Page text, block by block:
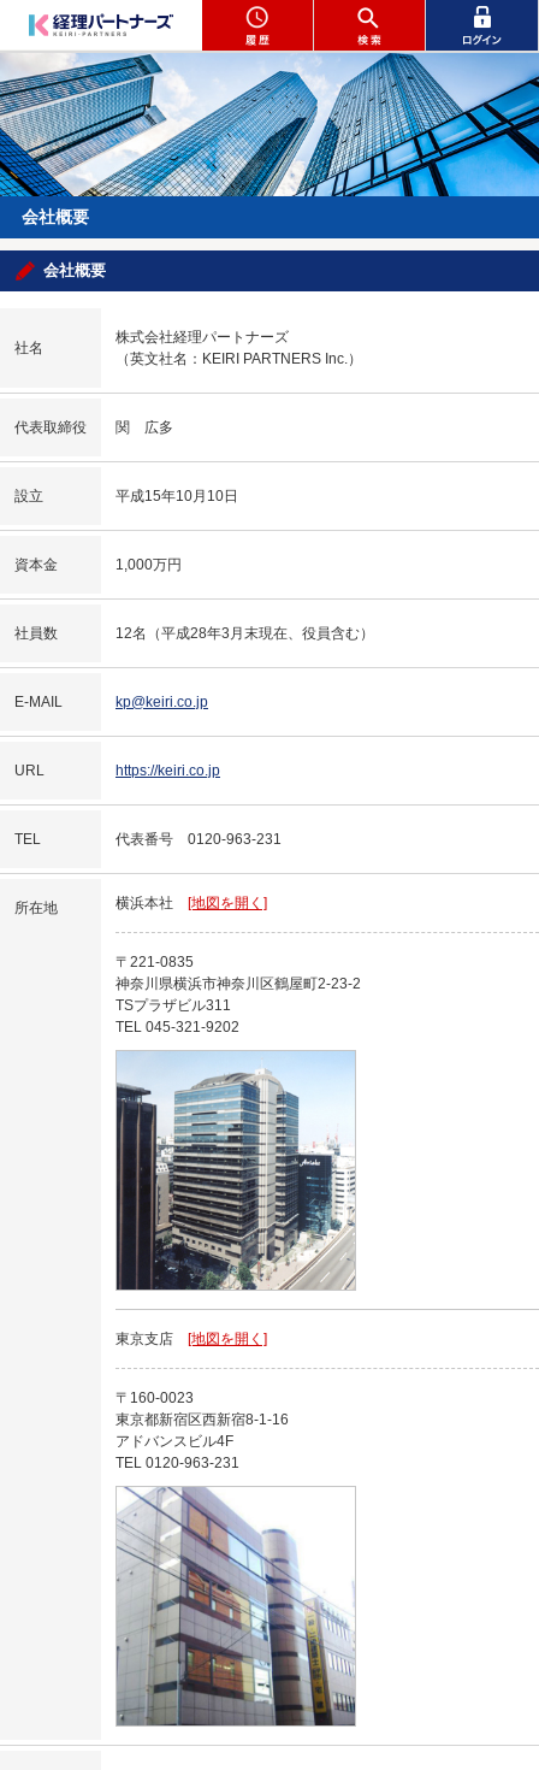
会社概要
会社概要
社名
株式会社経理パートナーズ
（英文社名：KEIRI PARTNERS Inc.）
代表取締役 関 広多
設立 平成15年10月10日
資本金 1,000万円
社員数 12名（平成28年3月末現在、役員含む）
E-MAIL kp@keiri.co.jp
URL https://keiri.co.jp
TEL 代表番号 0120-963-231
所在地 横浜本社 [地図を開く]
〒221-0835
神奈川県横浜市神奈川区鶴屋町2-23-2
TSプラザビル311
TEL 045-321-9202
東京支店 [地図を開く]
〒160-0023
東京都新宿区西新宿8-1-16
アドバンスビル4F
TEL 0120-963-231